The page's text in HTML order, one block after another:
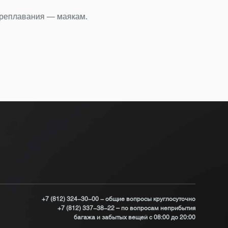
первые шесть месяцев 2026 года.
+7 (812) 324-30-00 - общие вопросы круглосуточно
+7 (812) 337-38-22 – по вопросам неприбытия
багажа и забытых вещей с 08:00 до 20:00